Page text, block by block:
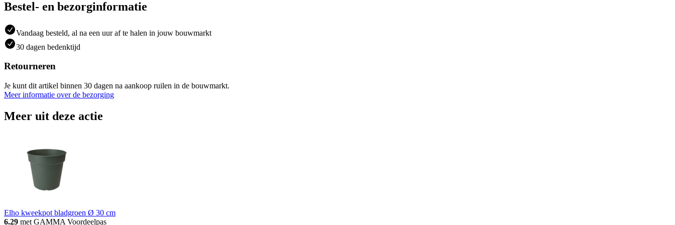
Bestel- en bezorginformatie
Vandaag besteld, al na een uur af te halen in jouw bouwmarkt
30 dagen bedenktijd
Retourneren
Je kunt dit artikel binnen 30 dagen na aankoop ruilen in de bouwmarkt.
Meer informatie over de bezorging
Meer uit deze actie
Elho kweekpot bladgroen Ø 30 cm
6.29 met GAMMA Voordeelpas